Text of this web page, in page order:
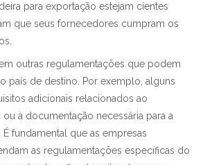
para exportação estejam cientes
que seus fornecedores cumpram os
outras regulamentações que podem
país de destino. Por exemplo, alguns
adicionais relacionados ao
à documentação necessária para a
fundamental que as empresas
as regulamentações específicas do